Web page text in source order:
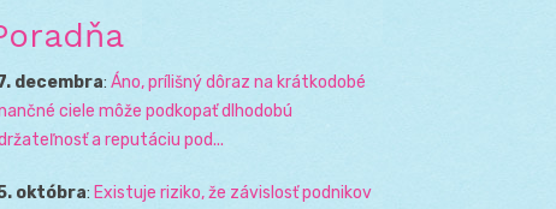
decembra: Áno, prílišný dôraz na krátkodobé
ciele môže podkopať dlhodobú
a reputáciu pod...
októbra: Existuje riziko, že závislosť podnikov